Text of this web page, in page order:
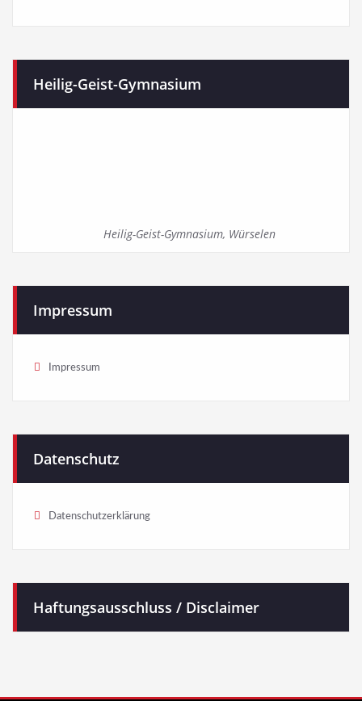
Heilig-Geist-Gymnasium
Heilig-Geist-Gymnasium, Würselen
Impressum
Impressum
Datenschutz
Datenschutzerklärung
Haftungsausschluss / Disclaimer